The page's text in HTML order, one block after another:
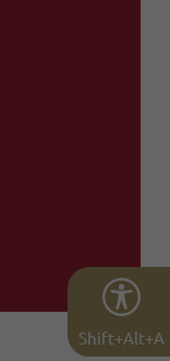
Shift+Alt+A